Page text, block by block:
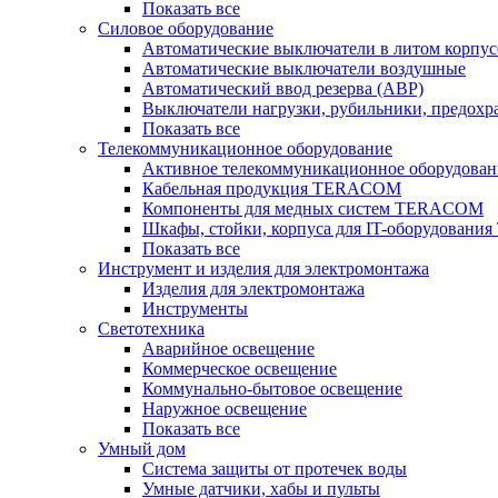
Показать все
Силовое оборудование
Автоматические выключатели в литом
Автоматические выключатели воздушные
Автоматический ввод резерва (АВР)
Выключатели нагрузки, рубильники,
Показать все
Телекоммуникационное оборудование
Активное телекоммуникационное
Кабельная продукция TERACOM
Компоненты для медных систем TERACOM
Шкафы, стойки, корпуса для IT-
Показать все
Инструмент и изделия для электромонтажа
Изделия для электромонтажа
Инструменты
Светотехника
Аварийное освещение
Коммерческое освещение
Коммунально-бытовое освещение
Наружное освещение
Показать все
Умный дом
Система защиты от протечек воды
Умные датчики, хабы и пульты